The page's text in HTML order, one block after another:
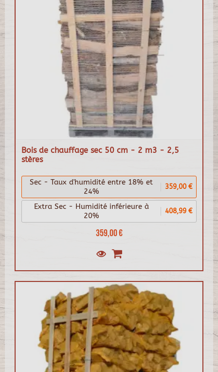
Bois de chauffage sec 50 cm - 2 m3 - 2,5
stères
359,00 €
Sec - Taux d'humidité entre 18% et
24%
359,00 €
Extra Sec - Humidité inférieure à
20%
408,99 €